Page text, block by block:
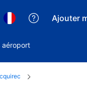
Ajouter
aéroport